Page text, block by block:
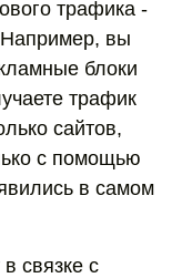
трафика -
вы
блоки
трафик
сайтов,
с помощью
в самом
связке с